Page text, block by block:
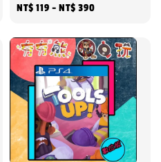
Regular
NT$ 119 -NT$ 390